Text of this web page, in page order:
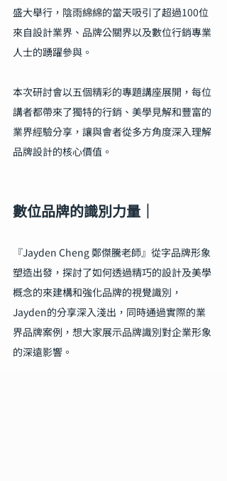
盛大舉行，陰雨綿綿的當天吸引了超過100位
來自設計業界、品牌公關界以及數位行銷專業
人士的踴躍參與。
本次研討會以五個精彩的專題講座展開，每位
講者都帶來了獨特的行銷、美學見解和豐富的
業界經驗分享，讓與會者從多方角度深入理解
品牌設計的核心價值。
數位品牌的識別力量｜
『Jayden Cheng 鄭傑騰老師』從字品牌形象
塑造出發，探討了如何透過精巧的設計及美學
概念的來建構和強化品牌的視覺識別，
Jayden的分享深入淺出，同時通過實際的業
界品牌案例，想大家展示品牌識別對企業形象
的深遠影響。